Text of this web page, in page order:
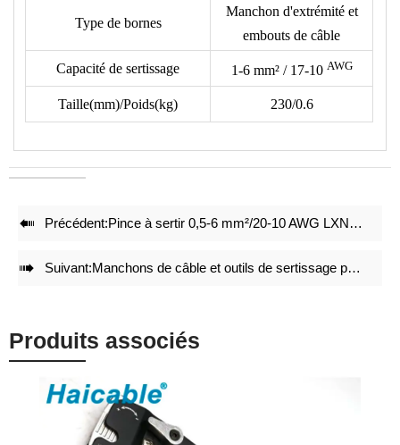
Type de bornes
Manchon d'extrémité et
embouts de câble
Capacité de sertissage 1-6 mm²/ 17-10 AWG
Taille(mm)/Poids(kg) 230/0.6
• Le format suivant n'inclut pas les bornes, veuillez vérifier le
type de borne avec notre dessin de matrices.
• Réduction de 50% de l'énergie lors du sertissage.
verrouillage intégral avec mécanisme d'auto-libération
sertissages répétés.
 Précédent:Pince à sertir 0,5-6 mm²/20-10 AWG LXN-X6SN
 Suivant:Manchons de câble et outils de sertissage pour embouts de câble LX-06WF
Produits associés